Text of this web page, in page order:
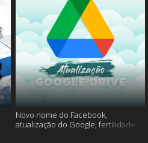
Novo nome do Facebook,
atualização do Google, fertilidade